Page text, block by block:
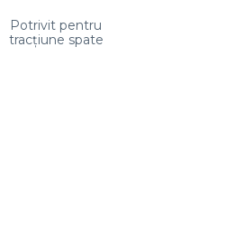
Potrivit pentru
tracțiune spate